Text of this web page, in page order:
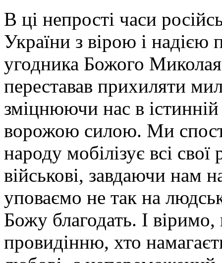
В ці непрості часи
України з вірою і надією
угодника Божого
переставав прихиляти
зміцнюючи нас в
ворожою силою. Ми
народу мобілізує всі
військові, завдаючи нам
уповаємо не так на
Божу благодать. І
провидінню, хто